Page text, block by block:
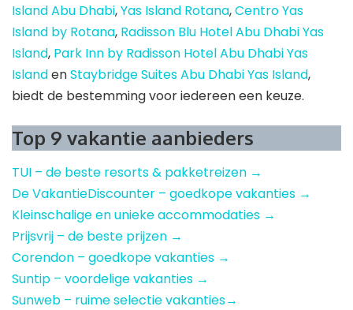
Island Abu Dhabi,Yas Island Rotana,Centro Yas
Island by Rotana, Radisson Blu Hotel Abu Dhabi Yas
Island, Park Inn by Radisson Hotel Abu Dhabi Yas
IslandenStaybridge Suites Abu Dhabi Yas Island,
biedt de bestemming voor iedereen een keuze.
Top 9 vakantie aanbieders
TUI – de beste resorts & pakketreizen →
De VakantieDiscounter – goedkope vakanties →
Kleinschalige en unieke accommodaties →
Prijsvrij – de beste prijzen →
Corendon – goedkope vakanties →
Suntip – voordelige vakanties →
Sunweb – ruime selectie vakanties→